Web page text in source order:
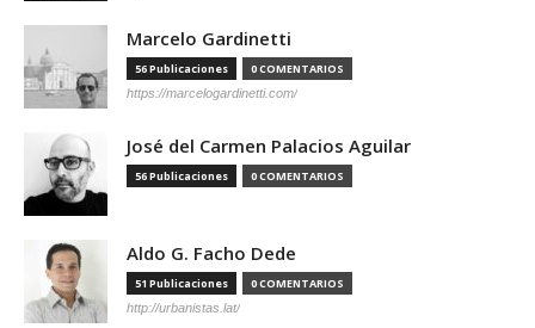
Marcelo Gardinetti
56 Publicaciones 0 COMENTARIOS
https://marcelogardinetti.com/
José del Carmen Palacios Aguilar
56 Publicaciones 0 COMENTARIOS
Aldo G. Facho Dede
51 Publicaciones 0 COMENTARIOS
http://urbanistas.lat/